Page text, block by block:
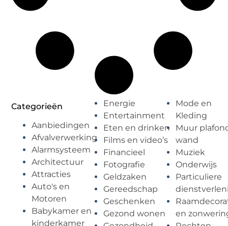
Categorieën
Aanbiedingen
Afvalverwerking
Alarmsysteem
Architectuur
Attracties
Auto's en
Motoren
Babykamer en
kinderkamer
Energie
Entertainment
Eten en drinken
Films en video’s
Financieel
Fotografie
Geldzaken
Gereedschap
Geschenken
Gezond wonen
Mode en
Kleding
Muur
wand
Muziek
Onderwijs
Particuliere
en